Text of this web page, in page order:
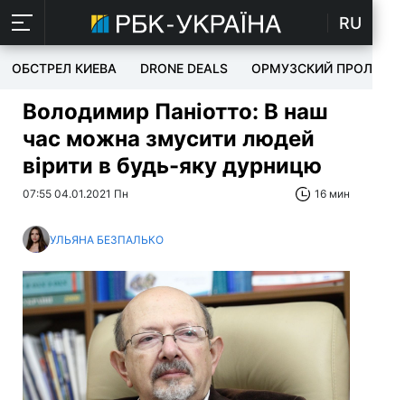
RU
ОБСТРЕЛ КИЕВА DRONE DEALS ОРМУЗСКИЙ ПРОЛИВ
Володимир Паніотто: В наш
час можна змусити людей
вірити в будь-яку дурницю
07:55 04.01.2021 Пн 16 мин
УЛЬЯНА БЕЗПАЛЬКО